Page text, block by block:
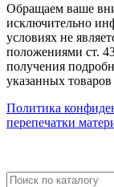
Обращаем ваше
исключительно
условиях не
положениями ст.
получения
указанных
Политика
перепечатки